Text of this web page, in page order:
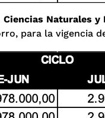
Naturales y
para la vigencia